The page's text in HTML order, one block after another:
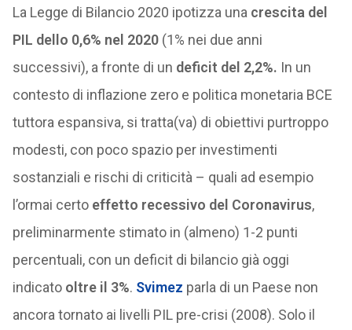
La Legge di Bilancio 2020 ipotizza una crescita del
PIL dello 0,6% nel 2020(1% nei due anni
successivi), a fronte di un deficit del 2,2%. In un
contesto di inflazione zero e politica monetaria BCE
tuttora espansiva, si tratta(va) di obiettivi purtroppo
modesti, con poco spazio per investimenti
sostanziali e rischi di criticità – quali ad esempio
l’ormai certo effetto recessivo del Coronavirus,
preliminarmente stimato in (almeno) 1-2 punti
percentuali, con un deficit di bilancio già oggi
indicato oltre il 3%. Svimez parla di un Paese non
ancora tornato ai livelli PIL pre-crisi (2008). Solo il